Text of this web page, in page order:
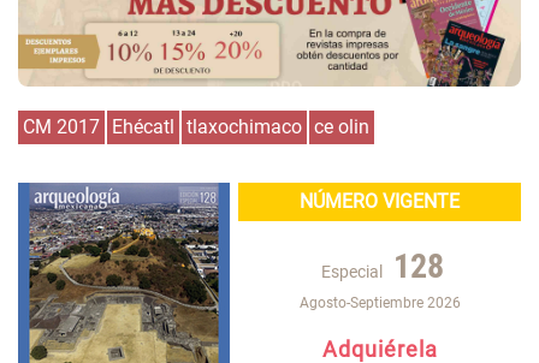
CM 2017 Ehécatl tlaxochimaco ce olin
NÚMERO VIGENTE
Especial 128
Agosto-Septiembre 2026
Adquiérela